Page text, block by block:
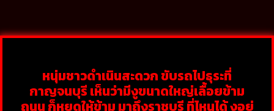
หนุ่มชาวดำเนินสะดวก ขับรถไปธุระที่
กาญจนบุรี เห็นว่ามีงูขนาดใหญ่เลื้อยข้าม
ถนน ก็หยุดให้ข้าม มาถึงราชบุรี ที่ไหนได้ งูอยู่